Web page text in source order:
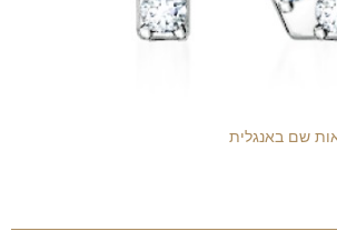
שם באנגלית